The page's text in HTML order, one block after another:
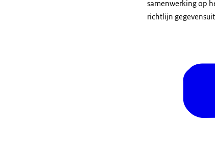
samenwerking op
richtlijn